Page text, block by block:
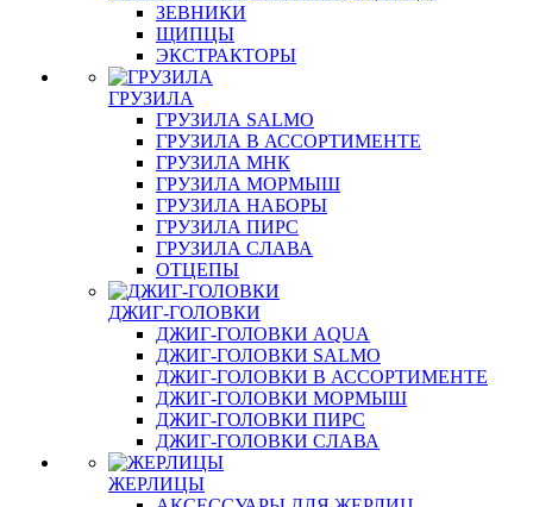
ЗЕВНИКИ
ЩИПЦЫ
ЭКСТРАКТОРЫ
ГРУЗИЛА
ГРУЗИЛА SALMO
ГРУЗИЛА В АССОРТИМЕНТЕ
ГРУЗИЛА МНК
ГРУЗИЛА МОРМЫШ
ГРУЗИЛА НАБОРЫ
ГРУЗИЛА ПИРС
ГРУЗИЛА СЛАВА
ОТЦЕПЫ
ДЖИГ-ГОЛОВКИ
ДЖИГ-ГОЛОВКИ AQUA
ДЖИГ-ГОЛОВКИ SALMO
ДЖИГ-ГОЛОВКИ В АССОРТИМЕНТЕ
ДЖИГ-ГОЛОВКИ МОРМЫШ
ДЖИГ-ГОЛОВКИ ПИРС
ДЖИГ-ГОЛОВКИ СЛАВА
ЖЕРЛИЦЫ